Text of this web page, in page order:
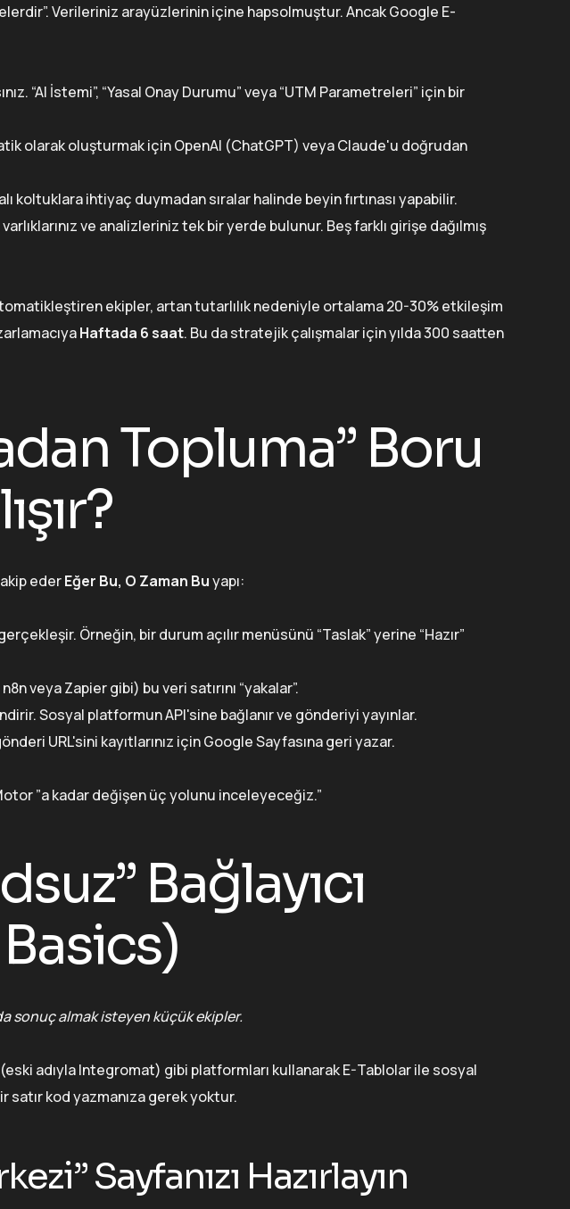
Verileriniz arayüzlerinin içine hapsolmuştur. Ancak Google E-
“AI İstemi”, “Yasal Onay Durumu” veya “UTM Parametreleri” için bir
olarak oluşturmak için OpenAI (ChatGPT) veya Claude'u doğrudan
koltuklara ihtiyaç duymadan sıralar halinde beyin fırtınası yapabilir.
ve analizleriniz tek bir yerde bulunur. Beş farklı girişe dağılmış
ekipler, artan tutarlılık nedeniyle ortalama 20-30% etkileşim
Haftada 6 saat. Bu da stratejik çalışmalar için yılda 300 saatten
Topluma” Boru
ederEğer Bu, O Zaman Buyapı:
Örneğin, bir durum açılır menüsünü “Taslak” yerine “Hazır”
veya Zapier gibi) bu veri satırını “yakalar”.
Sosyal platformun API'sine bağlanır ve gönderiyi yayınlar.
URL'sini kayıtlarınız için Google Sayfasına geri yazar.
”a kadar değişen üç yolunu inceleyeceğiz.”
Bağlayıcı
sonuç almak isteyen küçük ekipler.
adıyla Integromat) gibi platformları kullanarak E-Tablolar ile sosyal
satır kod yazmanıza gerek yoktur.
Sayfanızı Hazırlayın